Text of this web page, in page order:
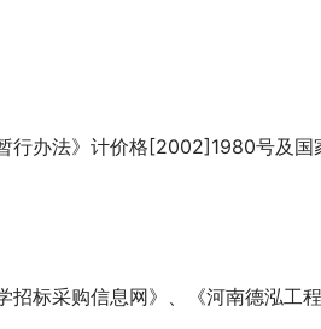
行办法》计价格[2002]1980号及国
标采购信息网》、《河南德泓工